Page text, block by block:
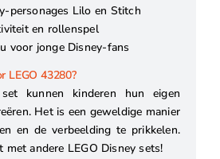
personages Lilo en Stitch
en rollenspel
voor jonge Disney-fans
LEGO 43280?
kunnen kinderen hun eigen
Het is een geweldige manier
en de verbeelding te prikkelen.
andere LEGO Disney sets!